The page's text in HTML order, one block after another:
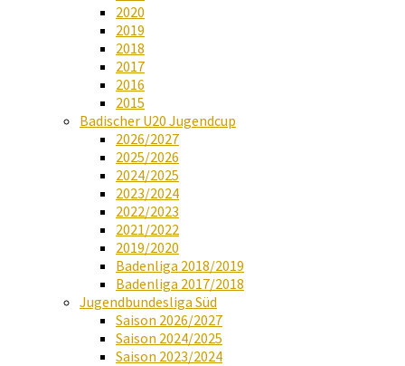
2020
2019
2018
2017
2016
2015
Badischer U20 Jugendcup
2026/2027
2025/2026
2024/2025
2023/2024
2022/2023
2021/2022
2019/2020
Badenliga 2018/2019
Badenliga 2017/2018
Jugendbundesliga Süd
Saison 2026/2027
Saison 2024/2025
Saison 2023/2024